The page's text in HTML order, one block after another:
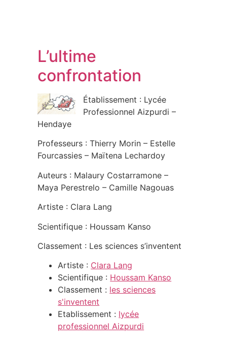
L’ultime
confrontation
Établissement : Lycée
Professionnel Aizpurdi –
Hendaye
Professeurs : Thierry Morin – Estelle
Fourcassies – Maïtena Lechardoy
Auteurs : Malaury Costarramone –
Maya Perestrelo – Camille Nagouas
Artiste : Clara Lang
Scientifique : Houssam Kanso
Classement : Les sciences s’inventent
Artiste : Clara Lang
Scientifique : Houssam Kanso
Classement : les sciences
s'inventent
Etablissement : lycée
professionnel Aizpurdi